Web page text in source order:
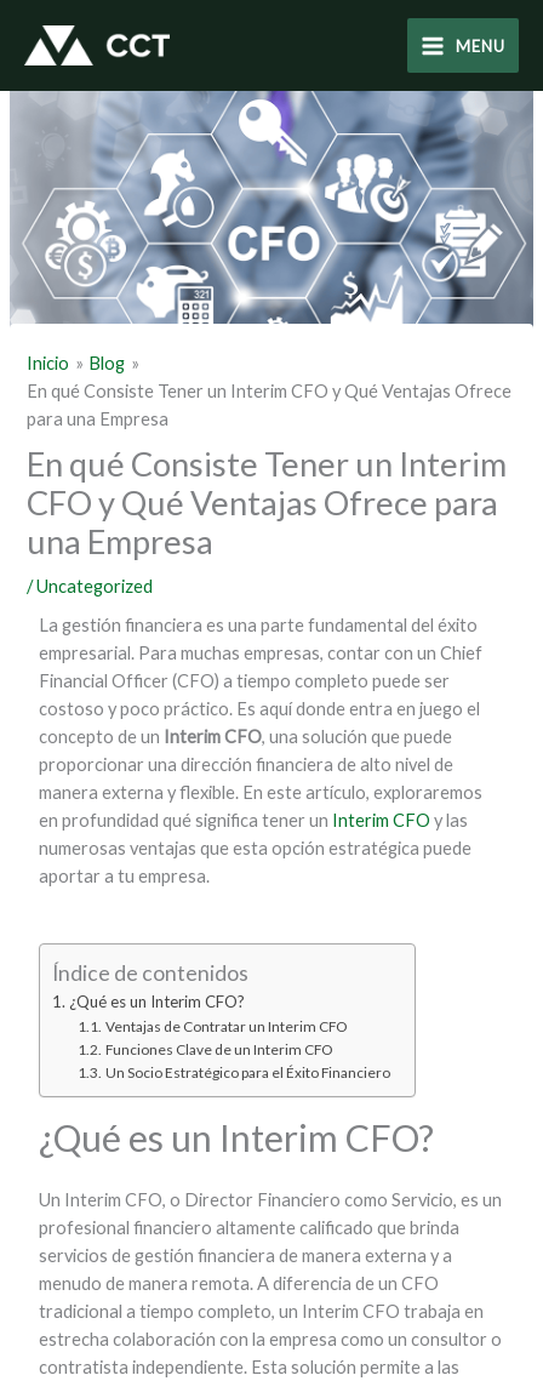
contenido
MENU
Inicio
Blog
En qué Consiste Tener un Interim CFO y Qué Ventajas Ofrece
para una Empresa
En qué Consiste Tener un Interim
CFO y Qué Ventajas Ofrece para
una Empresa
/Uncategorized
La gestión financiera es una parte fundamental del éxito
empresarial. Para muchas empresas, contar con un Chief
Financial Officer (CFO) a tiempo completo puede ser
costoso y poco práctico. Es aquí donde entra en juego el
concepto de un Interim CFO, una solución que puede
proporcionar una dirección financiera de alto nivel de
manera externa y flexible. En este artículo, exploraremos
en profundidad qué significa tener un Interim CFO y las
numerosas ventajas que esta opción estratégica puede
aportar a tu empresa.
Índice de contenidos
¿Qué es un Interim CFO?
Ventajas de Contratar un Interim CFO
Funciones Clave de un Interim CFO
Un Socio Estratégico para el Éxito Financiero
¿Qué es un Interim CFO?
Un Interim CFO, o Director Financiero como Servicio, es un
profesional financiero altamente calificado que brinda
servicios de gestión financiera de manera externa y a
menudo de manera remota. A diferencia de un CFO
tradicional a tiempo completo, un Interim CFO trabaja en
estrecha colaboración con la empresa como un consultor o
contratista independiente. Esta solución permite a las